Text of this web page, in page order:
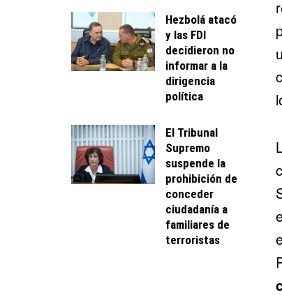
Hezbolá atacó
y las FDI
decidieron no
informar a la
dirigencia
política
El Tribunal
Supremo
suspende la
prohibición de
conceder
ciudadanía a
familiares de
terroristas